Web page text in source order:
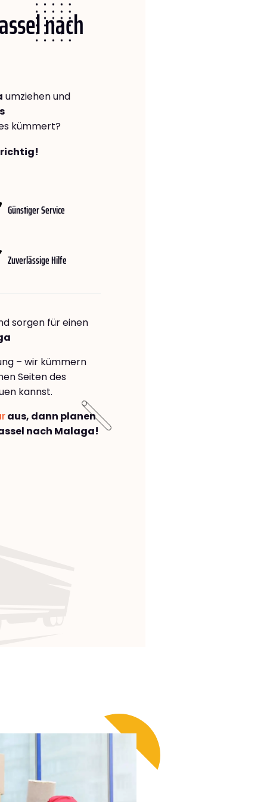
nach
umziehen und
kümmert?
richtig!
Günstiger Service
Zuverlässige Hilfe
sorgen für einen
– wir kümmern
Seiten des
kannst.
aus, dann planen
nach Malaga!